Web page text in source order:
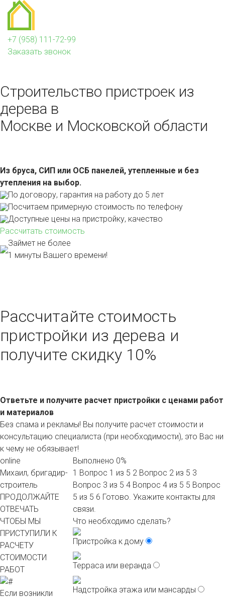
+7 (958) 111-72-99
Заказать звонок
Строительство пристроек из
дерева в
Москве и Московской области
Из бруса, СИП или ОСБ панелей, утепленные и без
утепления на выбор.
По договору, гарантия на работу до 5 лет
Посчитаем примерную стоимость по телефону
Доступные цены на пристройку, качество
Рассчитать стоимость
Займет не более
1 минуты Вашего времени!
Рассчитайте стоимость
пристройки из дерева и
получите скидку 10%
Ответьте и получите расчет пристройки с ценами работ
и материалов
Без спама и рекламы! Вы получите расчет стоимости и
консультацию специалиста (при необходимости), это Вас ни
к чему не обязывает!
online
Михаил, бригадир-
строитель
ПРОДОЛЖАЙТЕ
ОТВЕЧАТЬ
ЧТОБЫ МЫ
ПРИСТУПИЛИ К
РАСЧЕТУ
СТОИМОСТИ
РАБОТ
Если возникли
Выполнено 0%
1 Вопрос 1 из 5 2 Вопрос 2 из 5 3
Вопрос 3 из 5 4 Вопрос 4 из 5 5 Вопрос
5 из 5 6 Готово. Укажите контакты для
связи.
Что необходимо сделать?
Пристройка к дому
Терраса или веранда
Надстройка этажа или мансарды